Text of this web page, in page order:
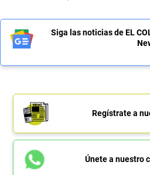
Siga las noticias de EL
Regístrate a
Únete a nuestro